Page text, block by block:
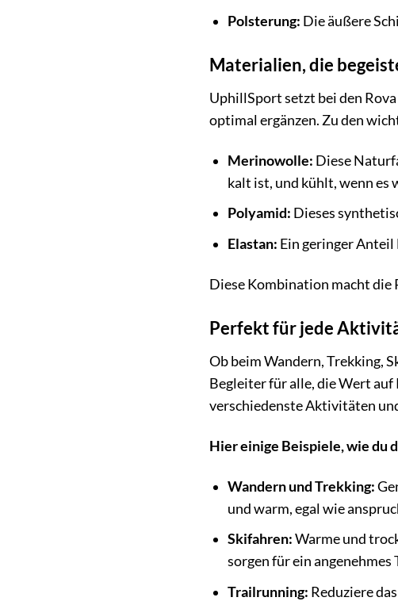
Polsterung: Die äußere
Materialien, die
UphillSport setzt bei den
optimal ergänzen. Zu den
Merinowolle: Diese
kalt ist, und kühlt, wenn es
Polyamid: Dieses
Elastan: Ein geringer Anteil
Diese Kombination macht die
Perfekt für jede
Ob beim Wandern, Trekking,
Begleiter für alle, die Wert
verschiedenste Aktivitäten
Hier einige Beispiele, wie du
Wandern und Trekking:
und warm, egal wie
Skifahren:Warme und
sorgen für ein angenehmes
Trailrunning: Reduziere